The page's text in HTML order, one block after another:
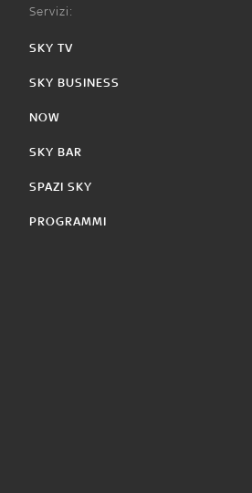
Servizi:
SKY TV
SKY BUSINESS
NOW
SKY BAR
SPAZI SKY
PROGRAMMI